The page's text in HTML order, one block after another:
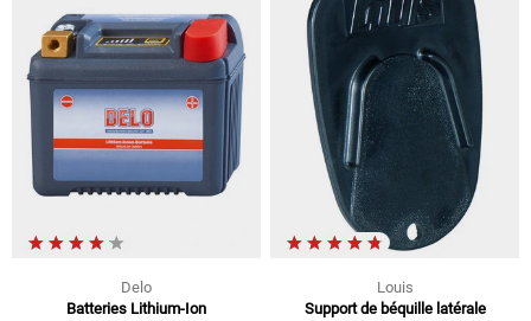
Delo
Batteries Lithium-Ion
Louis
Support de béquille latérale